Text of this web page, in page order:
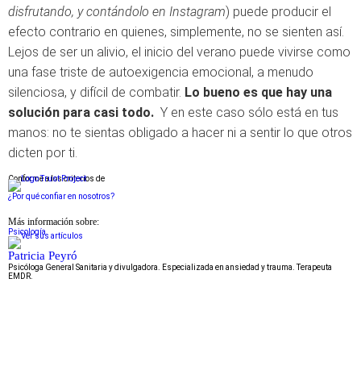
disfrutando, y contándolo en Instagram) puede producir el
efecto contrario en quienes, simplemente, no se sienten así.
Lejos de ser un alivio, el inicio del verano puede vivirse como
una fase triste de autoexigencia emocional, a menudo
silenciosa, y difícil de combatir. Lo bueno es que hay una
solución para casi todo. Y en este caso sólo está en tus
manos: no te sientas obligado a hacer ni a sentir lo que otros
dicten por ti.
Conforme a los criterios de
¿Por qué confiar en nosotros?
Más información sobre:
Psicología
Patricia Peyró
Psicóloga General Sanitaria y divulgadora. Especializada en ansiedad y trauma. Terapeuta
EMDR.